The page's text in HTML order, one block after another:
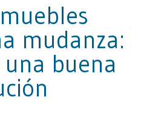
mudanza:
buena